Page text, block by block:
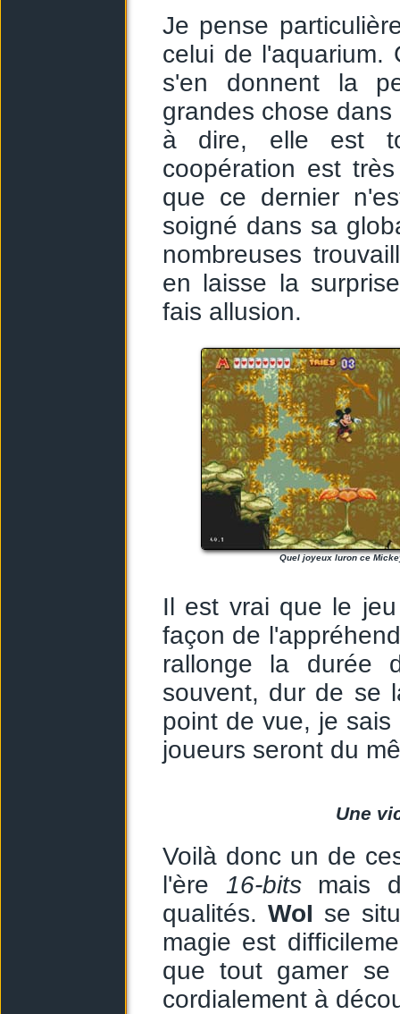
Je pense
celui de l'aquarium.
s'en donnent la
grandes chose
à dire, elle est
coopération est
que ce dernier
soigné dans sa
nombreuses
en laisse la
fais allusion.
Quel joyeux luron ce
Il est vrai que le
façon de
rallonge la durée
souvent, dur de se
point de vue, je
joueurs seront du
Une
Voilà donc un de
l'ère 16-bitsmais
qualités.WoI se
magie est
que tout gamer
cordialement à